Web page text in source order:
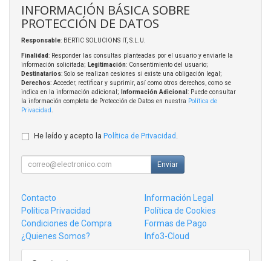
INFORMACIÓN BÁSICA SOBRE
PROTECCIÓN DE DATOS
Responsable: BERTIC SOLUCIONS IT, S.L.U.
Finalidad: Responder las consultas planteadas por el usuario y enviarle la
información solicitada; Legitimación: Consentimiento del usuario;
Destinatarios: Solo se realizan cesiones si existe una obligación legal;
Derechos: Acceder, rectificar y suprimir, así como otros derechos, como se
indica en la información adicional;
Información Adicional : Puede consultar
la información completa de Protección de Datos en nuestra Política de
Privacidad
He leído y acepto la Política de Privacidad
Enviar
Contacto
Información Legal
Política Privacidad
Política de Cookies
Condiciones de Compra
Formas de Pago
¿Quienes Somos?
Info3-Cloud